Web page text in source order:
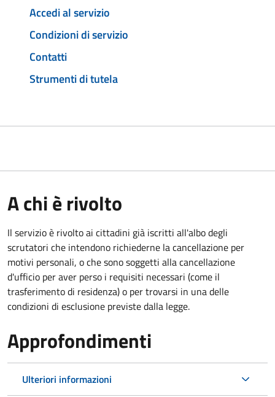
Accedi al servizio
Condizioni di servizio
Contatti
Strumenti di tutela
A chi è rivolto
Il servizio è rivolto ai cittadini già iscritti all'albo degli
scrutatori che intendono richiederne la cancellazione per
motivi personali, o che sono soggetti alla cancellazione
d'ufficio per aver perso i requisiti necessari (come il
trasferimento di residenza) o per trovarsi in una delle
condizioni di esclusione previste dalla legge.
Approfondimenti
Ulteriori informazioni